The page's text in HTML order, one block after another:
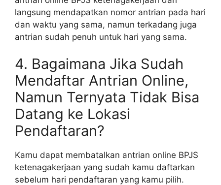
langsung mendapatkan nomor antrian pada hari
dan waktu yang sama, namun terkadang juga
antrian sudah penuh untuk hari yang sama.
4. Bagaimana Jika Sudah
Mendaftar Antrian Online,
Namun Ternyata Tidak Bisa
Datang ke Lokasi
Pendaftaran?
Kamu dapat membatalkan antrian online BPJS
ketenagakerjaan yang sudah kamu daftarkan
sebelum hari pendaftaran yang kamu pilih.